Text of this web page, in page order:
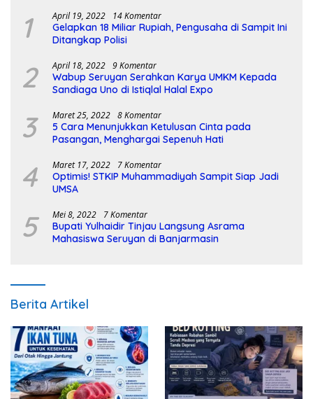
1 April 19, 2022 14 Komentar
Gelapkan 18 Miliar Rupiah, Pengusaha di Sampit Ini
Ditangkap Polisi
2 April 18, 2022 9 Komentar
Wabup Seruyan Serahkan Karya UMKM Kepada
Sandiaga Uno di Istiqlal Halal Expo
3 Maret 25, 2022 8 Komentar
5 Cara Menunjukkan Ketulusan Cinta pada
Pasangan, Menghargai Sepenuh Hati
4 Maret 17, 2022 7 Komentar
Optimis! STKIP Muhammadiyah Sampit Siap Jadi
UMSA
5 Mei 8, 2022 7 Komentar
Bupati Yulhaidir Tinjau Langsung Asrama
Mahasiswa Seruyan di Banjarmasin
Berita Artikel